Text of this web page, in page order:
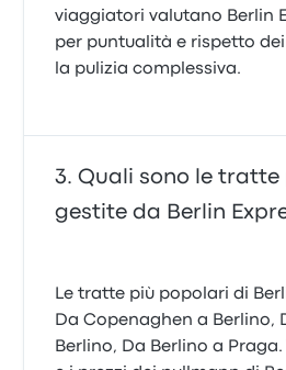
viaggiatori valutano Berlin
per puntualità e rispetto
la pulizia complessiva.
Quali sono le tratte
gestite da Berlin
Le tratte più popolari di
Da Copenaghen a Berlino,
Berlino, Da Berlino a